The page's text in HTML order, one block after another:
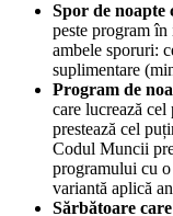
Spor de noapte
peste program
ambele sporuri:
suplimentare
Program de
care lucrează
prestează cel
Codul Muncii
programului cu
variantă aplică
Sărbătoare